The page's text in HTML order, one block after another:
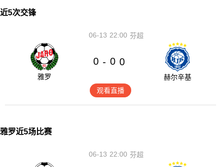
近5次交锋
22:00
06-13 芬超
雅罗
0 - 0 0
赫尔辛基
观看直播
雅罗近5场比赛
22:00
06-13 芬超